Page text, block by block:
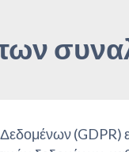
(GDPR)